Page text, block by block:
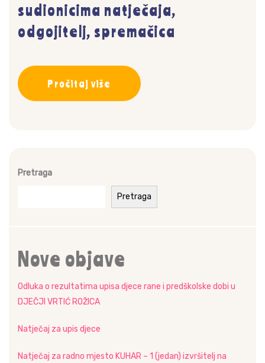
sudionicima natječaja,
odgojitelj, spremačica
Pročitaj više
Pretraga
Pretraga
Nove objave
Odluka o rezultatima upisa djece rane i predškolske dobi u
DJEČJI VRTIĆ ROŽICA
Natječaj za upis djece
Natječaj za radno mjesto KUHAR – 1 (jedan) izvršitelj na